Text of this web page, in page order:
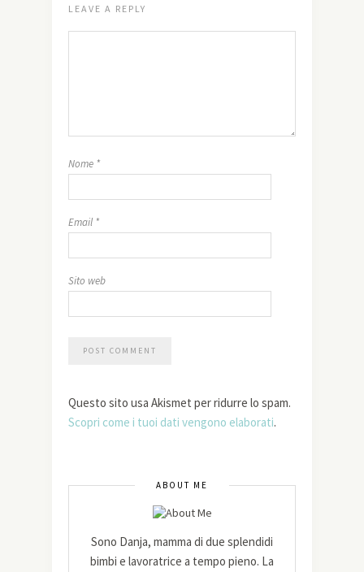
LEAVE A REPLY
Nome *
Email *
Sito web
Questo sito usa Akismet per ridurre lo spam.
Scopri come i tuoi dati vengono elaborati.
ABOUT ME
Sono Danja, mamma di due splendidi
bimbi e lavoratrice a tempo pieno. La